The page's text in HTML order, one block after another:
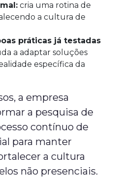
cria uma rotina de
a cultura de
práticas já testadas
a adaptar soluções
específica da
a empresa
a pesquisa de
contínuo de
para manter
a cultura
não presenciais.